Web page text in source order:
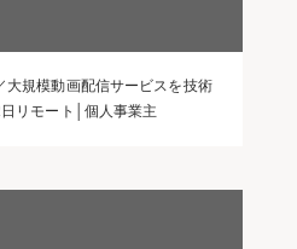
大規模動画配信サービスを技術
リモート│個人事業主